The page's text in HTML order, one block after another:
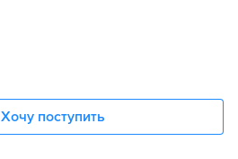
Хочу поступить